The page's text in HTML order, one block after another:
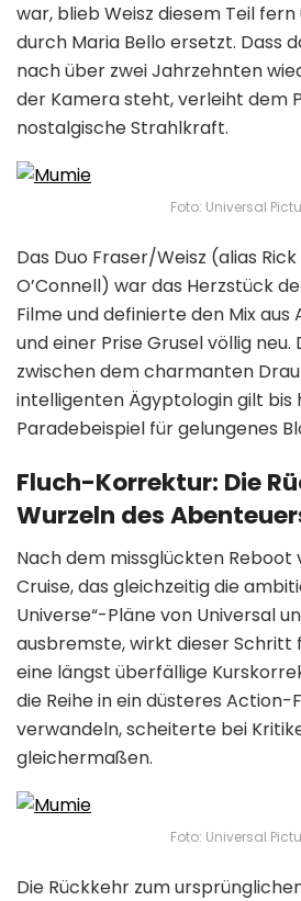
war, blieb Weisz diesem Teil
durch Maria Bello ersetzt. Dass
nach über zwei Jahrzehnten
der Kamera steht, verleiht dem
nostalgische Strahlkraft.
Foto: Universal
Das Duo Fraser/Weisz (alias
O’Connell) war das Herzstück
Filme und definierte den Mix aus
und einer Prise Grusel völlig neu.
zwischen dem charmanten
intelligenten Ägyptologin gilt bis
Paradebeispiel für gelungenes
Fluch-Korrektur: Die
Wurzeln des
Nach dem missglückten Reboot
Cruise, das gleichzeitig die
Universe“-Pläne von Universal
ausbremste, wirkt dieser Schritt
eine längst überfällige
die Reihe in ein düsteres Action-
verwandeln, scheiterte bei
gleichermaßen.
Foto: Universal
Die Rückkehr zum